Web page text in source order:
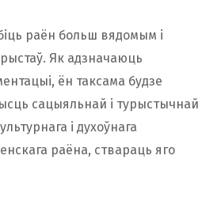
раён больш вядомым і
Як адзначаюць
ён таксама будзе
сацыяльнай і турыстычнай
і духоўнага
раёна, ствараць яго